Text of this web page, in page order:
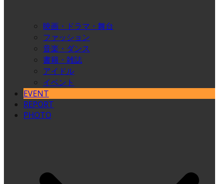
映画・ドラマ・舞台
ファッション
音楽・ダンス
書籍・雑誌
アイドル
イベント
EVENT
REPORT
PHOTO